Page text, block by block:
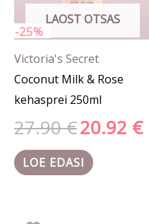
-25%
LAOST OTSAS
Victoria's Secret
Coconut Milk & Rose
kehasprei 250ml
27.90€20.92 €
LOE EDASI